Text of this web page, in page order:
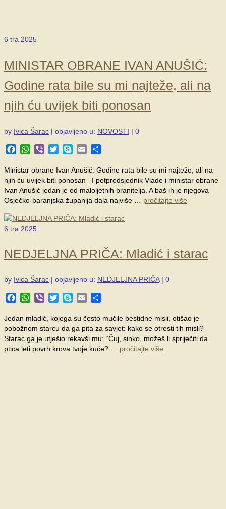
6 tra 2025
MINISTAR OBRANE IVAN ANUŠIĆ:
Godine rata bile su mi najteže, ali na
njih ću uvijek biti ponosan
by Ivica Šarac | objavljeno u: NOVOSTI | 0
Facebook
WhatsApp
Viber TwitterSkypeEmail
Ministar obrane Ivan Anušić: Godine rata bile su mi najteže, ali na
njih ću uvijek biti ponosan I potpredsjednik Vlade i ministar obrane
Ivan Anušić jedan je od maloljetnih branitelja. A baš ih je njegova
Osječko-baranjska županija dala najviše … pročitajte više
6 tra 2025
NEDJELJNA PRIČA: Mladić i starac
by Ivica Šarac | objavljeno u: NEDJELJNA PRIČA | 0
Facebook
WhatsApp
Viber TwitterSkypeEmail
Jedan mladić, kojega su često mučile bestidne misli, otišao je
pobožnom starcu da ga pita za savjet: kako se otresti tih misli?
Starac ga je utješio rekavši mu: “Čuj, sinko, možeš li spriječiti da
ptica leti povrh krova tvoje kuće? … pročitajte više